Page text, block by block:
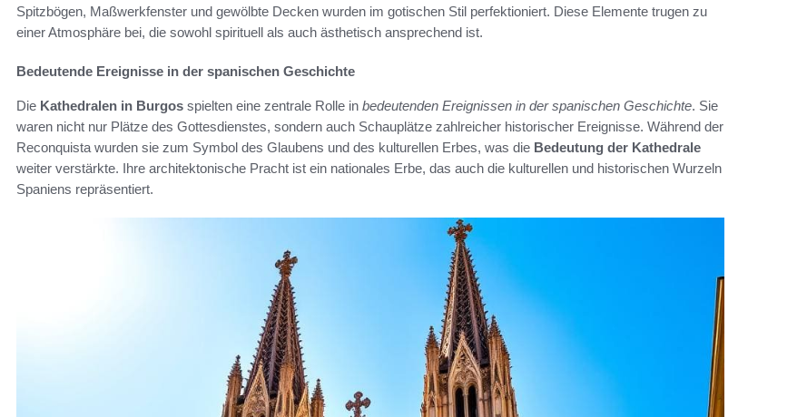
Spitzbögen, Maßwerkfenster und gewölbte Decken wurden im gotischen Stil perfektioniert. Diese Elemente trugen zu
einer Atmosphäre bei, die sowohl spirituell als auch ästhetisch ansprechend ist.
Bedeutende Ereignisse in der spanischen Geschichte
Die Kathedralen in Burgos spielten eine zentrale Rolle in bedeutenden Ereignissen in der spanischen Geschichte. Sie
waren nicht nur Plätze des Gottesdienstes, sondern auch Schauplätze zahlreicher historischer Ereignisse. Während der
Reconquista wurden sie zum Symbol des Glaubens und des kulturellen Erbes, was die Bedeutung der Kathedrale
weiter verstärkte. Ihre architektonische Pracht ist ein nationales Erbe, das auch die kulturellen und historischen Wurzeln
Spaniens repräsentiert.